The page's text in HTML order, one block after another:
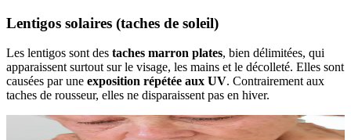
Lentigos solaires (taches de soleil)
Les lentigos sont des taches marron plates, bien délimitées, qui
apparaissent surtout sur le visage, les mains et le décolleté. Elles sont
causées par une exposition répétée aux UV. Contrairement aux
taches de rousseur, elles ne disparaissent pas en hiver.